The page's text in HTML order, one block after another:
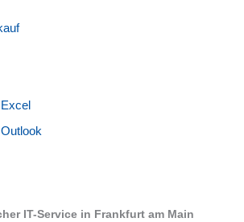
IT-Service in Frankfurt am Main